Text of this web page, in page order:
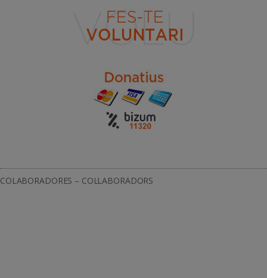
COLABORADORES – COL·LABORADORS